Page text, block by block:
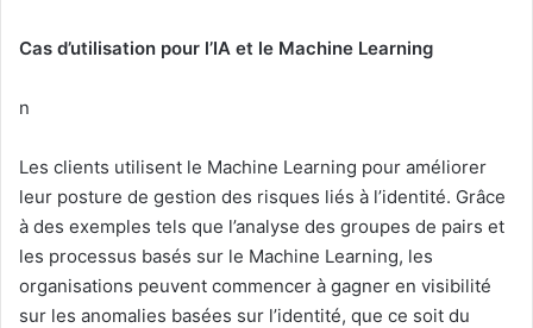
Cas d’utilisation pour l’IA et le Machine Learning
n
Les clients utilisent le Machine Learning pour améliorer
leur posture de gestion des risques liés à l’identité. Grâce
à des exemples tels que l’analyse des groupes de pairs et
les processus basés sur le Machine Learning, les
organisations peuvent commencer à gagner en visibilité
sur les anomalies basées sur l’identité, que ce soit du